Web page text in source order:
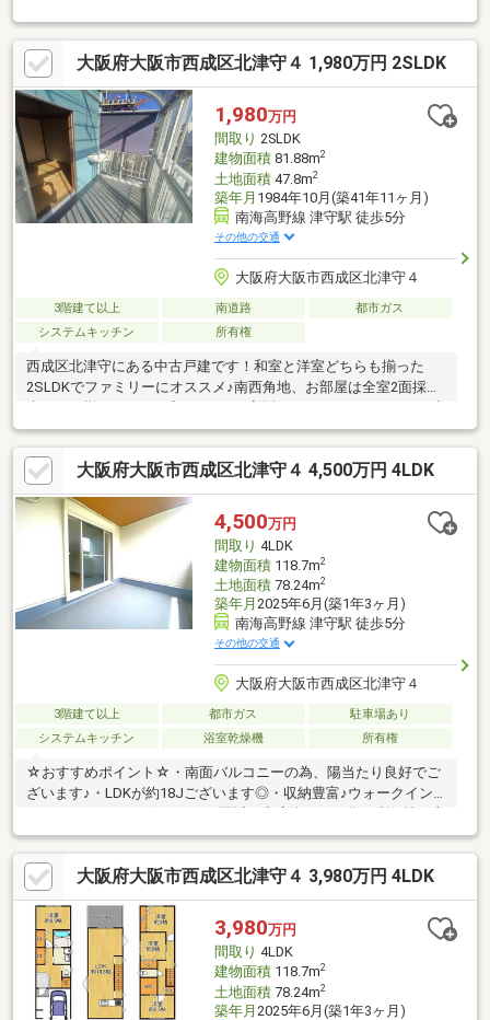
も、利便性も ・火を使わず安心、光熱費も一本化できるオール電
化住宅 ・1階に独立2部屋あり！二世帯や在宅ワークに最適 ・家事
動線が良い「2階水回り」＆収納豊富 ・駅徒歩4分、スーパー
「ラ・ムー」徒歩9分で生活便利部屋数も、広さも、ランニングコ
ストも諦めたくない方へ。 都心でのゆとりある暮らしを、ぜひ現
地でご体感ください。
大阪府大阪市西成区北津守４ 1,980万円 2SLDK
1,980万円
間取り 2SLDK
建物面積81.88m2
土地面積47.8m2
築年月 1984年10月(築41年11ヶ月)
南海高野線 津守駅 徒歩5分
その他の交通
大阪府大阪市西成区北津守４
3階建て以上 南道路
都市ガス
システムキッチン
所有権
西成区北津守にある中古戸建です！和室と洋室どちらも揃った
2SLDKでファミリーにオススメ♪南西角地、お部屋は全室2面採
窓付きで解放感有。各居室に収納スペース付きなのもポイントで
す♪3階バルコニーにはサンルーム設置済み！雨の日のお洗濯やプ
ライベートスペースとしての利用もGOOD北津守小学校まで徒歩4
分、鶴見橋中学校まで徒歩10分。「津守」駅まで徒歩5分、周辺
にはスーパーやコンビニ等有で通勤通学だけでなくお買い物も便
利な立地です。内見等お気軽にお問い合わせください。
大阪府大阪市西成区北津守４ 4,500万円 4LDK
4,500万円
間取り 4LDK
建物面積118.7m2
土地面積78.24m2
築年月 2025年6月(築1年3ヶ月)
南海高野線 津守駅 徒歩5分
その他の交通
大阪府大阪市西成区北津守４
3階建て以上 都市ガス
駐車場あり
システムキッチン
浴室乾燥機 所有権
☆おすすめポイント☆・南面バルコニーの為、陽当たり良好でご
ざいます♪・LDKが約18Jございます◎・収納豊富♪ウォークイン
い住まいでございます◎☆ご内覧について☆・平日や夜遅い時間
帯のご内覧も可能♪・ご自宅や最寄り駅など、ご指定の場所まで送
迎します♪・現地の待ち合わせも可能♪・お子様連れでもご安心く
ださい、チャイルドシートもございます◎【個別FP相談会（無
料）】住宅ローン、資金のご相談についても大歓迎◎他社様で住
宅ローンが難しいと言われた方も弊社にご相談くださいませ♪
大阪府大阪市西成区北津守４ 3,980万円 4LDK
3,980万円
間取り 4LDK
建物面積118.7m2
土地面積78.24m2
築年月 2025年6月(築1年3ヶ月)